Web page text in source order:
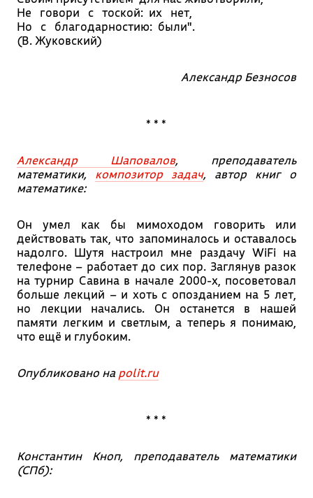
Не говори с тоской: их нет,
Но с благодарностию: были".
(В. Жуковский)
Александр Безносов
* * *
Александр Шаповалов, преподаватель
математики, композитор задач, автор книг о
математике:
Он умел как бы мимоходом говорить или
действовать так, что запоминалось и оставалось
надолго. Шутя настроил мне раздачу WiFi на
телефоне – работает до сих пор. Заглянув разок
на турнир Савина в начале 2000-х, посоветовал
больше лекций – и хоть с опозданием на 5 лет,
но лекции начались. Он останется в нашей
памяти легким и светлым, а теперь я понимаю,
что ещё и глубоким.
Опубликовано на polit.ru
* * *
Константин Кноп, преподаватель математики
(СПб):